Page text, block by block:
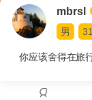
mbrsl
男
你应该舍得在旅